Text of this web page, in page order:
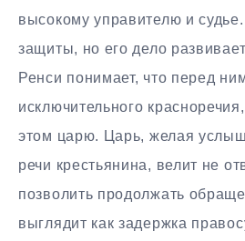
высокому управителю и
защиты, но его дело
Ренси понимает, что перед
исключительного
этом царю. Царь, желая
речи крестьянина, велит не
позволить продолжать
выглядит как задержка